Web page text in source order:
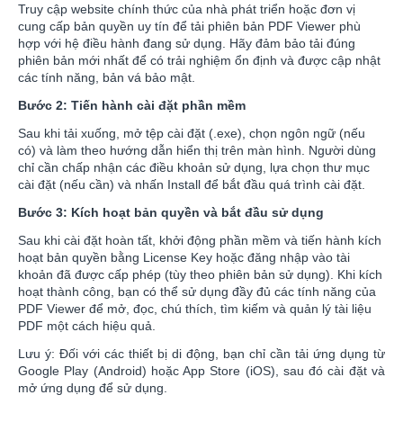
Truy cập website chính thức của nhà phát triển hoặc đơn vị
cung cấp bản quyền uy tín để tải phiên bản PDF Viewer phù
hợp với hệ điều hành đang sử dụng. Hãy đảm bảo tải đúng
phiên bản mới nhất để có trải nghiệm ổn định và được cập nhật
các tính năng, bản vá bảo mật.
Bước 2: Tiến hành cài đặt phần mềm
Sau khi tải xuống, mở tệp cài đặt (.exe), chọn ngôn ngữ (nếu
có) và làm theo hướng dẫn hiển thị trên màn hình. Người dùng
chỉ cần chấp nhận các điều khoản sử dụng, lựa chọn thư mục
cài đặt (nếu cần) và nhấn Install để bắt đầu quá trình cài đặt.
Bước 3: Kích hoạt bản quyền và bắt đầu sử dụng
Sau khi cài đặt hoàn tất, khởi động phần mềm và tiến hành kích
hoạt bản quyền bằng License Key hoặc đăng nhập vào tài
khoản đã được cấp phép (tùy theo phiên bản sử dụng). Khi kích
hoạt thành công, bạn có thể sử dụng đầy đủ các tính năng của
PDF Viewer để mở, đọc, chú thích, tìm kiếm và quản lý tài liệu
PDF một cách hiệu quả.
Lưu ý: Đối với các thiết bị di động, bạn chỉ cần tải ứng dụng từ
Google Play (Android) hoặc App Store (iOS), sau đó cài đặt và
mở ứng dụng để sử dụng.